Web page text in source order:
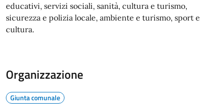
educativi, servizi sociali, sanità, cultura e turismo,
sicurezza e polizia locale, ambiente e turismo, sport e
cultura.
Organizzazione
Giunta comunale